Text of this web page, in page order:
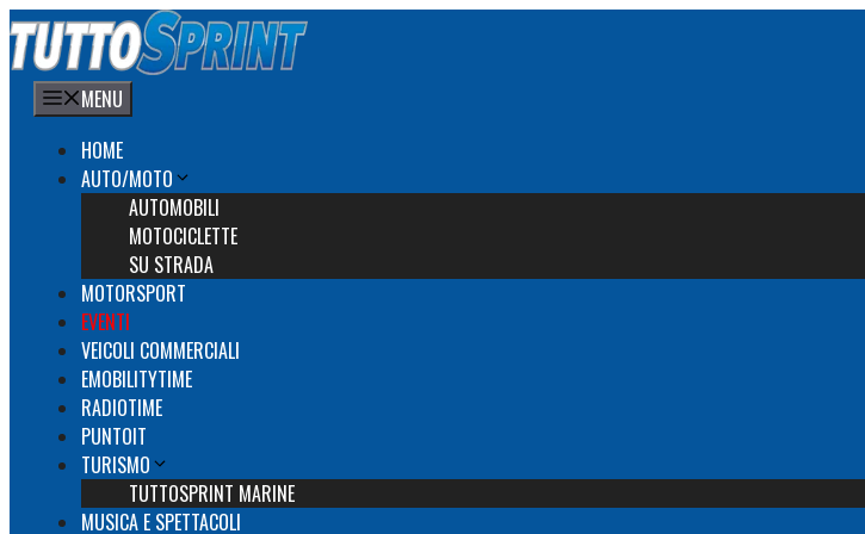
Vai
al
contenuto
MENU
HOME
AUTO/MOTO
AUTOMOBILI
MOTOCICLETTE
SU STRADA
MOTORSPORT
EVENTI
VEICOLI COMMERCIALI
EMOBILITYTIME
RADIOTIME
PUNTOIT
TURISMO
TUTTOSPRINT MARINE
MUSICA E SPETTACOLI